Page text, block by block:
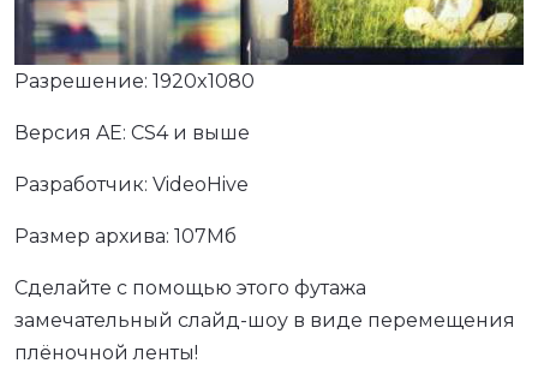
Разрешение: 1920x1080
Версия AE: CS4 и выше
Разработчик: VideoHive
Размер архива: 107Мб
Сделайте с помощью этого футажа
замечательный слайд-шоу в виде перемещения
плёночной ленты!